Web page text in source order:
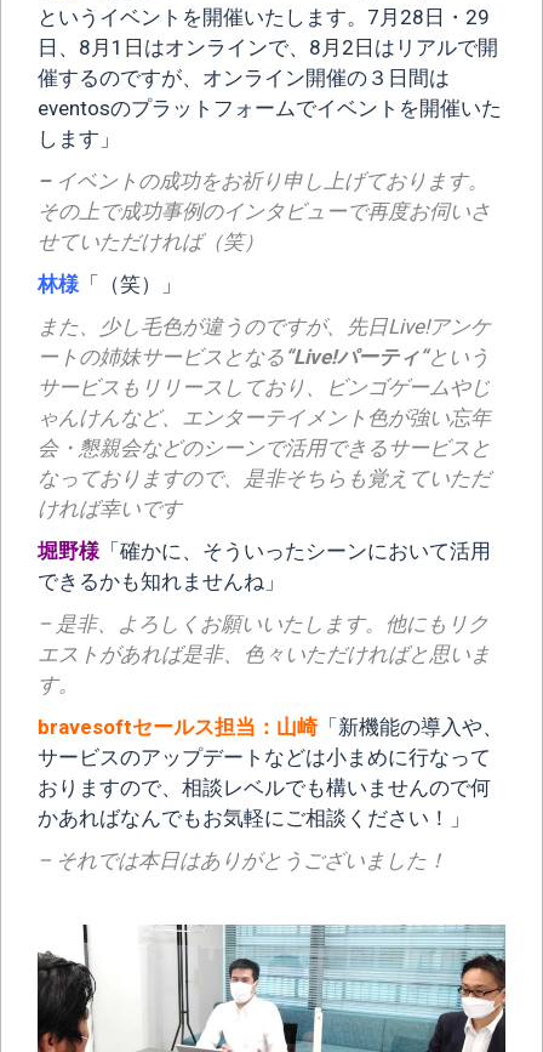
というイベントを開催いたします。7月28日・29
日、8月1日はオンラインで、8月2日はリアルで開
催するのですが、オンライン開催の３日間は
eventosのプラットフォームでイベントを開催いた
します」
– イベントの成功をお祈り申し上げております。
その上で成功事例のインタビューで再度お伺いさ
せていただければ（笑）
林様 「（笑）」
また、少し毛色が違うのですが、先日Live!アンケ
ートの姉妹サービスとなる “Live!パーティ“という
サービスもリリースしており、ビンゴゲームやじ
ゃんけんなど、エンターテイメント色が強い忘年
会・懇親会などのシーンで活用できるサービスと
なっておりますので、是非そちらも覚えていただ
ければ幸いです
堀野様 「確かに、そういったシーンにおいて活用
できるかも知れませんね」
– 是非、よろしくお願いいたします。他にもリク
エストがあれば是非、色々いただければと思いま
す。
bravesoftセールス担当：山崎「新機能の導入や、
サービスのアップデートなどは小まめに行なって
おりますので、相談レベルでも構いませんので何
かあればなんでもお気軽にご相談ください！」
– それでは本日はありがとうございました！